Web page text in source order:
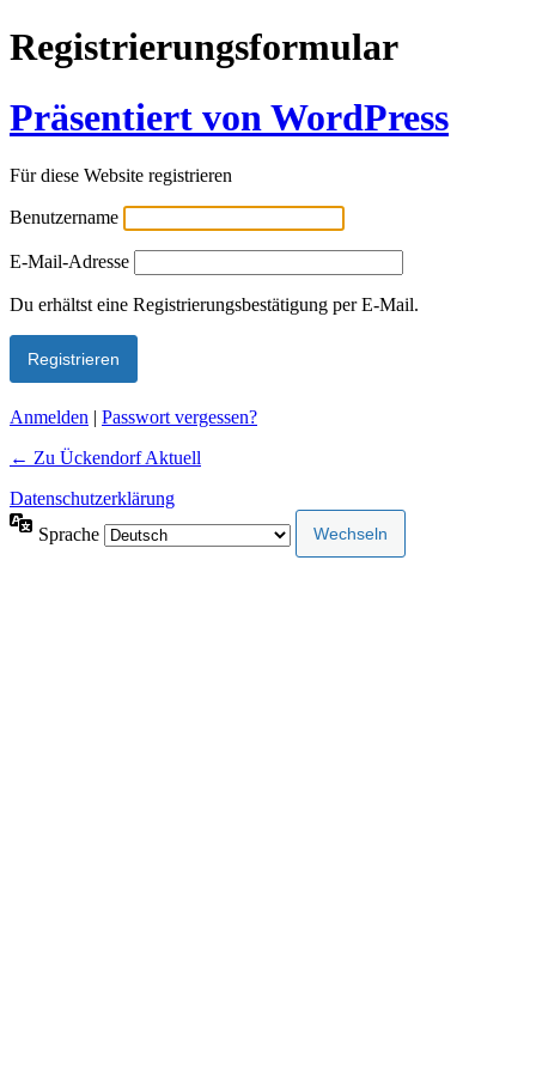
Registrierungsformular
Präsentiert von WordPress
Für diese Website registrieren
Benutzername
E-Mail-Adresse
Alternative:
Du erhältst eine Registrierungsbestätigung per E-Mail.
Anmelden | Passwort vergessen?
← Zu Ückendorf Aktuell
Datenschutzerklärung
Sprache